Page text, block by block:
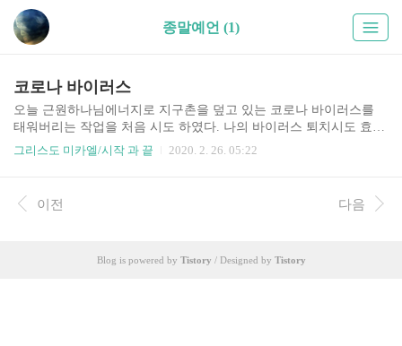
종말예언 (1)
코로나 바이러스
오늘 근원하나님에너지로 지구촌을 덮고 있는 코로나 바이러스를
태워버리는 작업을 처음 시도 하였다. 나의 바이러스 퇴치시도 효과
가 오늘이나 내일 뚝하고 바로 드러나지는 않을 것이지만 팽창기세
그리스도 미카엘/시작 과 끝 2020. 2. 26. 05:22
이전 다음
Blog is powered by Tistory / Designed by Tistory